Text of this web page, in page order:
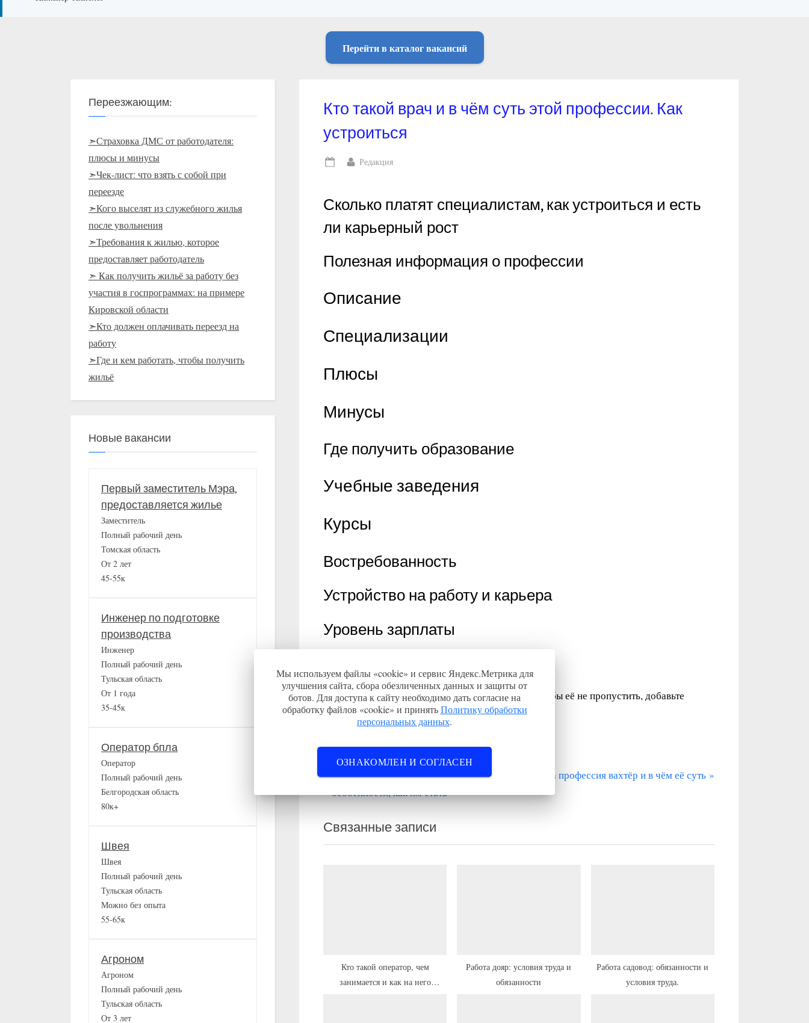
Перейти в каталог вакансий
Кто такой врач и в чём суть этой профессии. Как
устроиться
Posted
By
Редакция
Сколько платят специалистам, как устроиться и есть
ли карьерный рост
Полезная информация о профессии
Описание
Специализации
Плюсы
Минусы
Где получить образование
Учебные заведения
Курсы
Востребованность
Устройство на работу и карьера
Уровень зарплаты
Статья готовится к публикации и скоро выйдет. Чтобы её не пропустить, добавьте
страницу в закладки.
Навигация
по
записям
П
р
д
ы
Профессия охранник: в чём
особенности, как им стать
л
у
п
и
Что за профессия вахтёр и в чём её суть
Связанные записи
Кто такой оператор, чем
занимается и как на него
Работа дояр: условия труда и
обязанности
Работа садовод: обязанности и
условия труда.
Переезжающим:
➣Страховка ДМС от работодателя:
плюсы и минусы
➣Чек-лист: что взять с собой при
переезде
➣Кого выселят из служебного жилья
после увольнения
➣Требования к жилью, которое
предоставляет работодатель
➣ Как получить жильё за работу без
участия в госпрограммах: на примере
Кировской области
➣Кто должен оплачивать переезд на
работу
➣Где и кем работать, чтобы получить
жильё
Новые вакансии
Первый заместитель Мэра,
предоставляется жилье
Заместитель
Полный рабочий день
Томская область
От 2 лет
45-55к
Инженер по подготовке
производства
Инженер
Полный рабочий день
Тульская область
От 1 года
35-45к
Оператор бпла
Оператор
Полный рабочий день
Белгородская область
80к+
Швея
Швея
Полный рабочий день
Тульская область
Можно без опыта
55-65к
Агроном
Агроном
Полный рабочий день
Тульская область
От 3 лет
Мы используем файлы «cookie» и сервис Яндекс.Метрика для
улучшения сайта, сбора обезличенных данных и защиты от
ботов. Для доступа к сайту необходимо дать согласие на
обработку файлов «cookie» и принятьПолитику обработки
персональных данных.
ОЗНАКОМЛЕН И СОГЛАСЕН